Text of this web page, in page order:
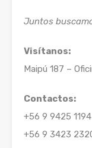
Juntos
Visítanos:
Maipú 187 –
Contactos:
+56 9 9425 1194
+56 9 3423